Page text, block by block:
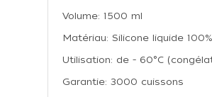
Volume: 1500 ml
Matériau: Silicone liquide
Utilisation: de - 60°C
Garantie: 3000 cuissons